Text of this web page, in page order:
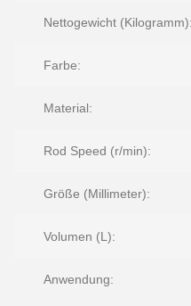
Nettogewicht (Kilogramm):
Farbe:
Material:
Rod Speed (r/min):
Größe (Millimeter):
Volumen (L):
Anwendung: